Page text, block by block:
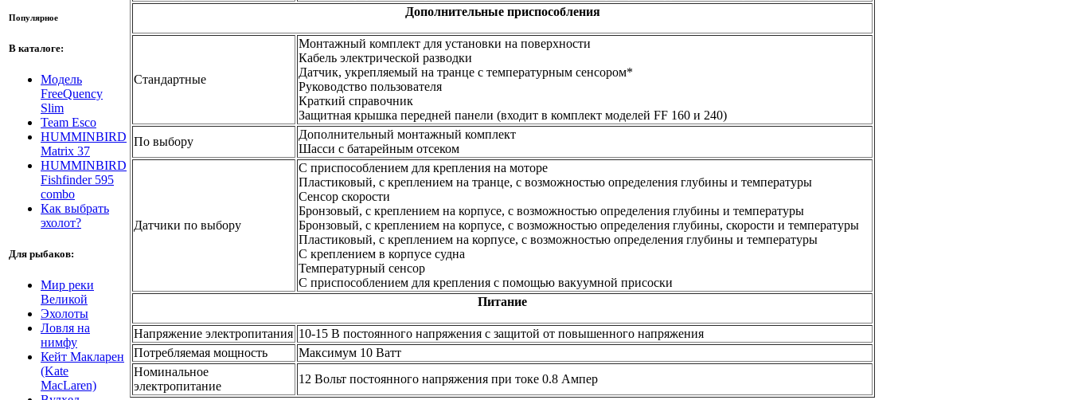
Популярное
В каталоге:
Модель
FreeQuency
Slim
Team Esco
HUMMINBIRD
Matrix 37
HUMMINBIRD
Fishfinder 595
combo
Как выбрать
эхолот?
Для рыбаков:
Мир реки
Великой
Эхолоты
Ловля на
нимфу
Кейт Макларен
(Kate
MacLaren)
Дополнительные приспособления
Стандартные
Монтажный комплект для установки на поверхности
Кабель электрической разводки
Датчик, укрепляемый на транце с температурным сенсором*
Руководство пользователя
Краткий справочник
Защитная крышка передней панели (входит в комплект моделей FF 160 и 240)
По выбору
Дополнительный монтажный комплект
Шасси с батарейным отсеком
Датчики по выбору
С приспособлением для крепления на моторе
Пластиковый, с креплением на транце, с возможностью определения глубины и температуры
Сенсор скорости
Бронзовый, с креплением на корпусе, с возможностью определения глубины и температуры
Бронзовый, с креплением на корпусе, с возможностью определения глубины, скорости и температуры
Пластиковый, с креплением на корпусе, с возможностью определения глубины и температуры
С креплением в корпусе судна
Температурный сенсор
С приспособлением для крепления с помощью вакуумной присоски
Питание
Напряжение электропитания 10-15 В постоянного напряжения с защитой от повышенного напряжения
Потребляемая мощность
Максимум 10 Ватт
Номинальное
электропитание
12 Вольт постоянного напряжения при токе 0.8 Ампер